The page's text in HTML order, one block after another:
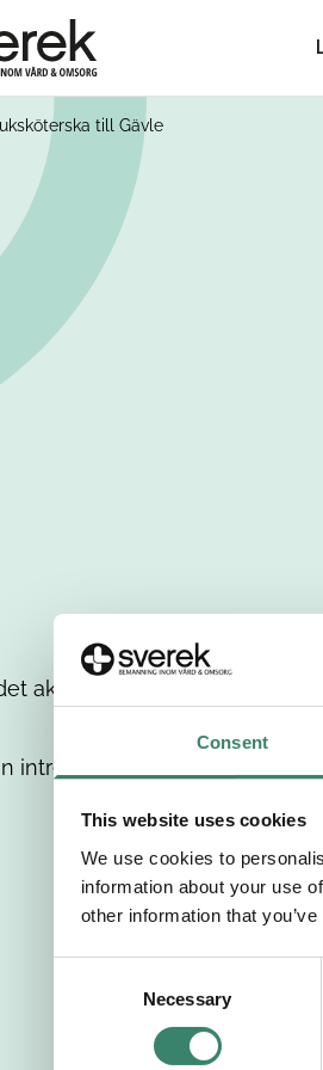
Consent
This website uses cookies
We use cookies to
information about your use
other information that
Necessary
till Gävle
aktuella jobbet tagits bort
intresseanmälan så